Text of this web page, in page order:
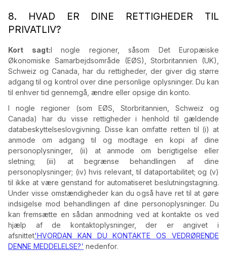
8. HVAD ER DINE RETTIGHEDER TIL
PRIVATLIV?
Kort sagt:I nogle regioner, såsom Det Europæiske
Økonomiske Samarbejdsområde (EØS), Storbritannien (UK),
Schweiz og Canada, har du rettigheder, der giver dig større
adgang til og kontrol over dine personlige oplysninger. Du kan
til enhver tid gennemgå, ændre eller opsige din konto.
I nogle regioner (som EØS, Storbritannien, Schweiz og
Canada) har du visse rettigheder i henhold til gældende
databeskyttelseslovgivning. Disse kan omfatte retten til (i) at
anmode om adgang til og modtage en kopi af dine
personoplysninger, (ii) at anmode om berigtigelse eller
sletning; (iii) at begrænse behandlingen af dine
personoplysninger; (iv) hvis relevant, til dataportabilitet; og (v)
til ikke at være genstand for automatiseret beslutningstagning.
Under visse omstændigheder kan du også have ret til at gøre
indsigelse mod behandlingen af dine personoplysninger. Du
kan fremsætte en sådan anmodning ved at kontakte os ved
hjælp af de kontaktoplysninger, der er angivet i
afsnittet'HVORDAN KAN DU KONTAKTE OS VEDRØRENDE
DENNE MEDDELELSE?' nedenfor.